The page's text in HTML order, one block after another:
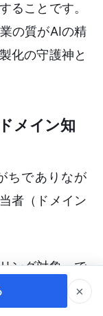
ることです。
の質がAIの精
化の守護神と
メイン知
ちでありなが
者（ドメイン
ング対象」で
し、業務特有
×